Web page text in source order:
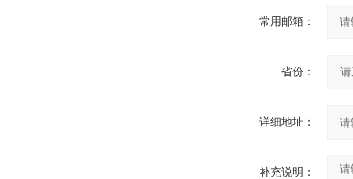
常用邮箱：
省份：
详细地址：
补充说明：